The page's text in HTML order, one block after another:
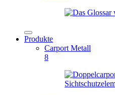
Produkte
Carport Metall
8